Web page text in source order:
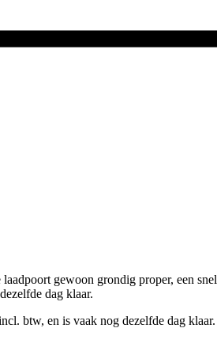
gewoon grondig proper, een
dag klaar.
btw, en is vaak nog dezelfde dag klaar.